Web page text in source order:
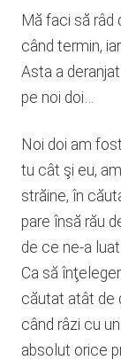
Mă faci să râd
când termin,
Asta a
pe noi doi…
Noi doi am
tu cât şi eu,
străine, în
pare însă rău
de ce ne-a
Ca să
căutat atât de
când râzi cu
absolut orice